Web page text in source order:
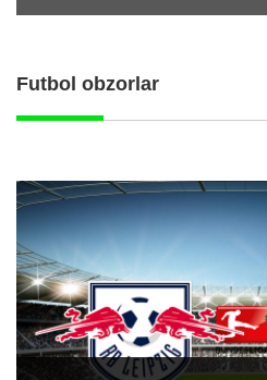
Futbol obzorlar